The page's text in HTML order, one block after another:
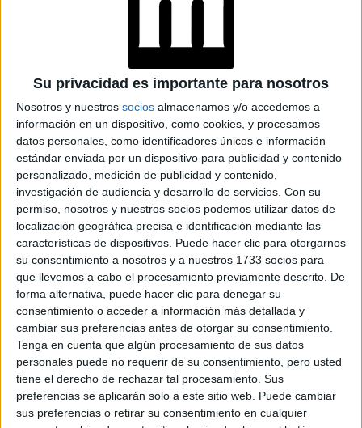
Su privacidad es importante para nosotros
Nosotros y nuestros socios almacenamos y/o accedemos a
información en un dispositivo, como cookies, y procesamos
datos personales, como identificadores únicos e información
estándar enviada por un dispositivo para publicidad y contenido
personalizado, medición de publicidad y contenido,
investigación de audiencia y desarrollo de servicios. Con su
permiso, nosotros y nuestros socios podemos utilizar datos de
localización geográfica precisa e identificación mediante las
características de dispositivos. Puede hacer clic para otorgarnos
su consentimiento a nosotros y a nuestros 1733 socios para
que llevemos a cabo el procesamiento previamente descrito. De
forma alternativa, puede hacer clic para denegar su
consentimiento o acceder a información más detallada y
cambiar sus preferencias antes de otorgar su consentimiento.
Tenga en cuenta que algún procesamiento de sus datos
personales puede no requerir de su consentimiento, pero usted
tiene el derecho de rechazar tal procesamiento. Sus
preferencias se aplicarán solo a este sitio web. Puede cambiar
sus preferencias o retirar su consentimiento en cualquier
SABEMOS QUÉ ES
Fuente:Marie Claire UK
at Redacción Marie Claire
GALERÍA DE IMÁGENES
Accedé a los beneficios para suscriptores
Contenidos exclusivos
Sorteos
Descuentos en publicaciones